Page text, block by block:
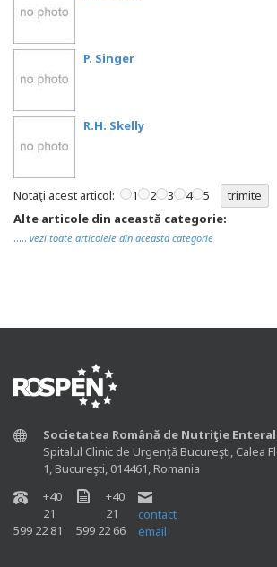
P. Singer
R.H. Skelly
Notaţi acest articol: 1 2 3 4 5
Alte articole din această categorie:
..... vezi toate articolele din aceasta categorie
Societatea Română de Nutriţie
Spitalul Clinic de Urgenţă Bucureşti, Calea
1, Bucureşti, 014461, Romania
+40
21
599 22 81
+40
21
599 22 66
contact
email